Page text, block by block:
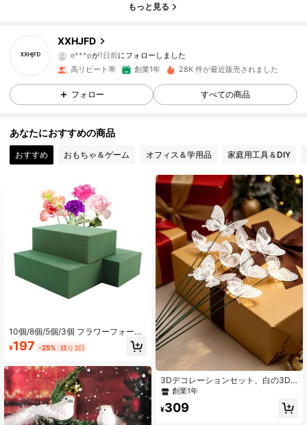
もっと見る
XXHJFD
e***pが1日前にフォローしました
4.88
246 フォロワー
4.88
4.88 246 フォロワー
4.88 246 フォロワー
4.88 246 フォロワー
4.88 246 フォロワー
高リピート率 創業1年 28K 件が最近販売されました
フォロー すべての商品
あなたにおすすめの商品
おすすめ おもちゃ＆ゲーム オフィス＆学用品 家庭用工具＆DIY
10個/8個/5個/3個 フラワーフォーム
ブロック、植物用フォーム、グリー
ン 生花用・人工花用ウェット&ドラ
グ、誕生日、ホームデコレーショ
ン、ガーデンデコレーション、装
飾、センターピース、日用品、ブラ
ック、花瓶、人工花プラスチック
¥197 -25% 残り3日
3Dデコレーションセット、白の3D
人工蝶々の花15個入り、花瓶、屋外
ています(蝶の高さ:3.15フィート、ス
創業1年
¥309